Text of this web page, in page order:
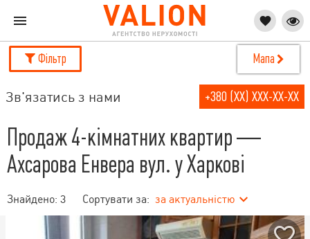
Фільтр Мапа
Зв'язатись з нами +380 (XX) XXX-XX-XX
Продаж 4-кімнатних квартир —
Ахсарова Енвера вул. у Харкові
Знайдено: 3 Сортувати за: за актуальністю